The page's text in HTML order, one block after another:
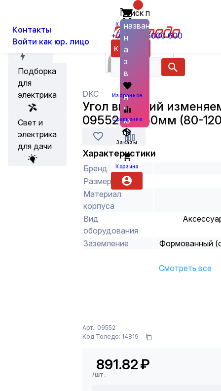
Контакты
Войти как юр. лицо
Корзина
+7 (800) 6000 600
Каталог
Поиск по
названию
н
а
з
в
а
н
и
ю
Избранное
Сравнение
Заказы
Корзина
Акции
Подборка
для
электрика
Свет и
электрика
для дачи
Кабеленесущие системы и
DKC
Угол внешний
09552 90х50мм (80-
Характеристики
Бренд
Размер
Материал
корпуса
Вид
оборудования
Заземление Формованный
Смотреть все
Арт.: 09552
Код Толедо: 14819
891.82₽
/шт.